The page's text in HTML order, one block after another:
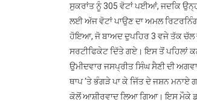
ਸੁਕਰਾਂਤ ਨੂੰ 305 ਵੋਟਾਂ ਪਈਆਂ, ਜਦਕਿ
ਲਈ ਅੱਜ ਵੋਟਾਂ ਪਾਉਣ ਦਾ ਅਮਲ
ਹੋਇਆ, ਜੋ ਬਾਅਦ ਦੁਪਹਿਰ 3 ਵਜੇ ਤੱਕ ਚੱਲ
ਸਰਟੀਫਿਕੇਟ ਦਿੱਤੇ ਗਏ। ਇਸ ਤੋਂ ਪਹਿਲਾਂ
ਉਮੀਦਵਾਰ ਜਸਪ੍ਰੀਤ ਸਿੰਘ ਸੈਣੀ ਦੀ
ਥਾਪ ‘ਤੇ ਭੰਗੜੇ ਪਾ ਕੇ ਜਿੱਤ ਦੇ ਜਸ਼ਨ ਮਨਾਏ
ਕੋਲੋਂ ਆਸ਼ੀਰਵਾਦ ਲਿਆ ਗਿਆ। ਇਸ ਮੌਕੇ